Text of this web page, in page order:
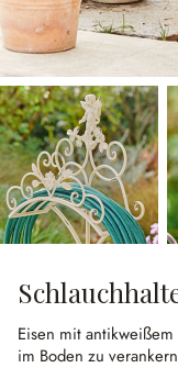
Eisen mit antikweißem
im Boden zu